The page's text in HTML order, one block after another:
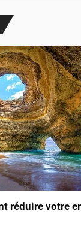
réduire votre